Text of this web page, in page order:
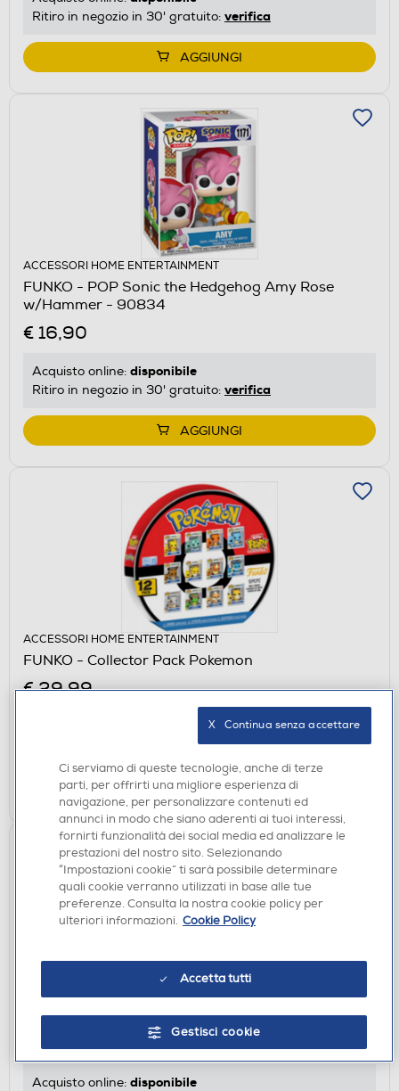
Ritiro in negozio in 30' gratuito: verifica
AGGIUNGI
ACCESSORI HOME ENTERTAINMENT
FUNKO - POP Sonic the Hedgehog Amy Rose
w/Hammer - 90834
€ 16,90
Acquisto online: disponibile
Ritiro in negozio in 30' gratuito: verifica
AGGIUNGI
ACCESSORI HOME ENTERTAINMENT
FUNKO - Collector Pack Pokemon
€ 29,99
Ritiro in negozio in 30' gratuito:verifica
AGGIUNGI
ACCESSORI HOME ENTERTAINMENT
FUNKO - KPop Demon Hunters Rumi 2257
€ 16,90
Acquisto online: disponibile
Ci serviamo di queste tecnologie, anche di terze
parti, per offrirti una migliore esperienza di
navigazione, per personalizzare contenuti ed
annunci in modo che siano aderenti ai tuoi interessi,
fornirti funzionalità dei social media ed analizzare le
prestazioni del nostro sito. Selezionando
“Impostazioni cookie” ti sarà possibile determinare
quali cookie verranno utilizzati in base alle tue
preferenze. Consulta la nostra cookie policy per
ulteriori informazioni. Cookie Policy
Accetta tutti
Gestisci cookie
X   Continua senza accettare